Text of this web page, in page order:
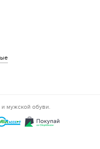
мужской обуви.